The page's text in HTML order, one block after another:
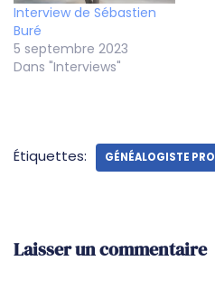
Interview de Sébastien
Buré
5 septembre 2023
Dans "Interviews"
Étiquettes: GÉNÉALOGISTE PRO
Laisser un commentaire